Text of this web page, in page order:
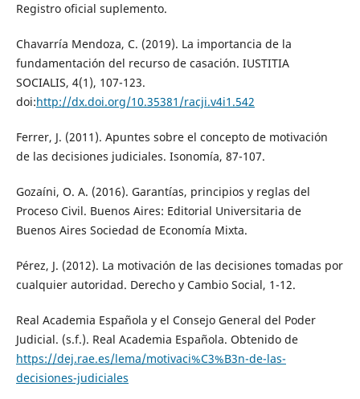
Registro oficial suplemento.
Chavarría Mendoza, C. (2019). La importancia de la
fundamentación del recurso de casación. IUSTITIA
SOCIALIS, 4(1), 107-123.
doi:http://dx.doi.org/10.35381/racji.v4i1.542
Ferrer, J. (2011). Apuntes sobre el concepto de motivación
de las decisiones judiciales. Isonomía, 87-107.
Gozaíni, O. A. (2016). Garantías, principios y reglas del
Proceso Civil. Buenos Aires: Editorial Universitaria de
Buenos Aires Sociedad de Economía Mixta.
Pérez, J. (2012). La motivación de las decisiones tomadas por
cualquier autoridad. Derecho y Cambio Social, 1-12.
Real Academia Española y el Consejo General del Poder
Judicial. (s.f.). Real Academia Española. Obtenido de
https://dej.rae.es/lema/motivaci%C3%B3n-de-las-
decisiones-judiciales